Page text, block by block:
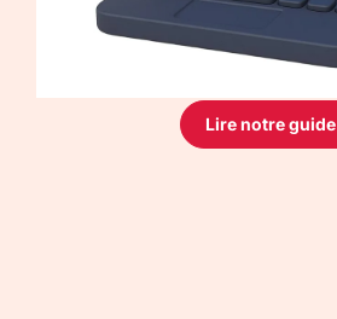
Lire notre guide